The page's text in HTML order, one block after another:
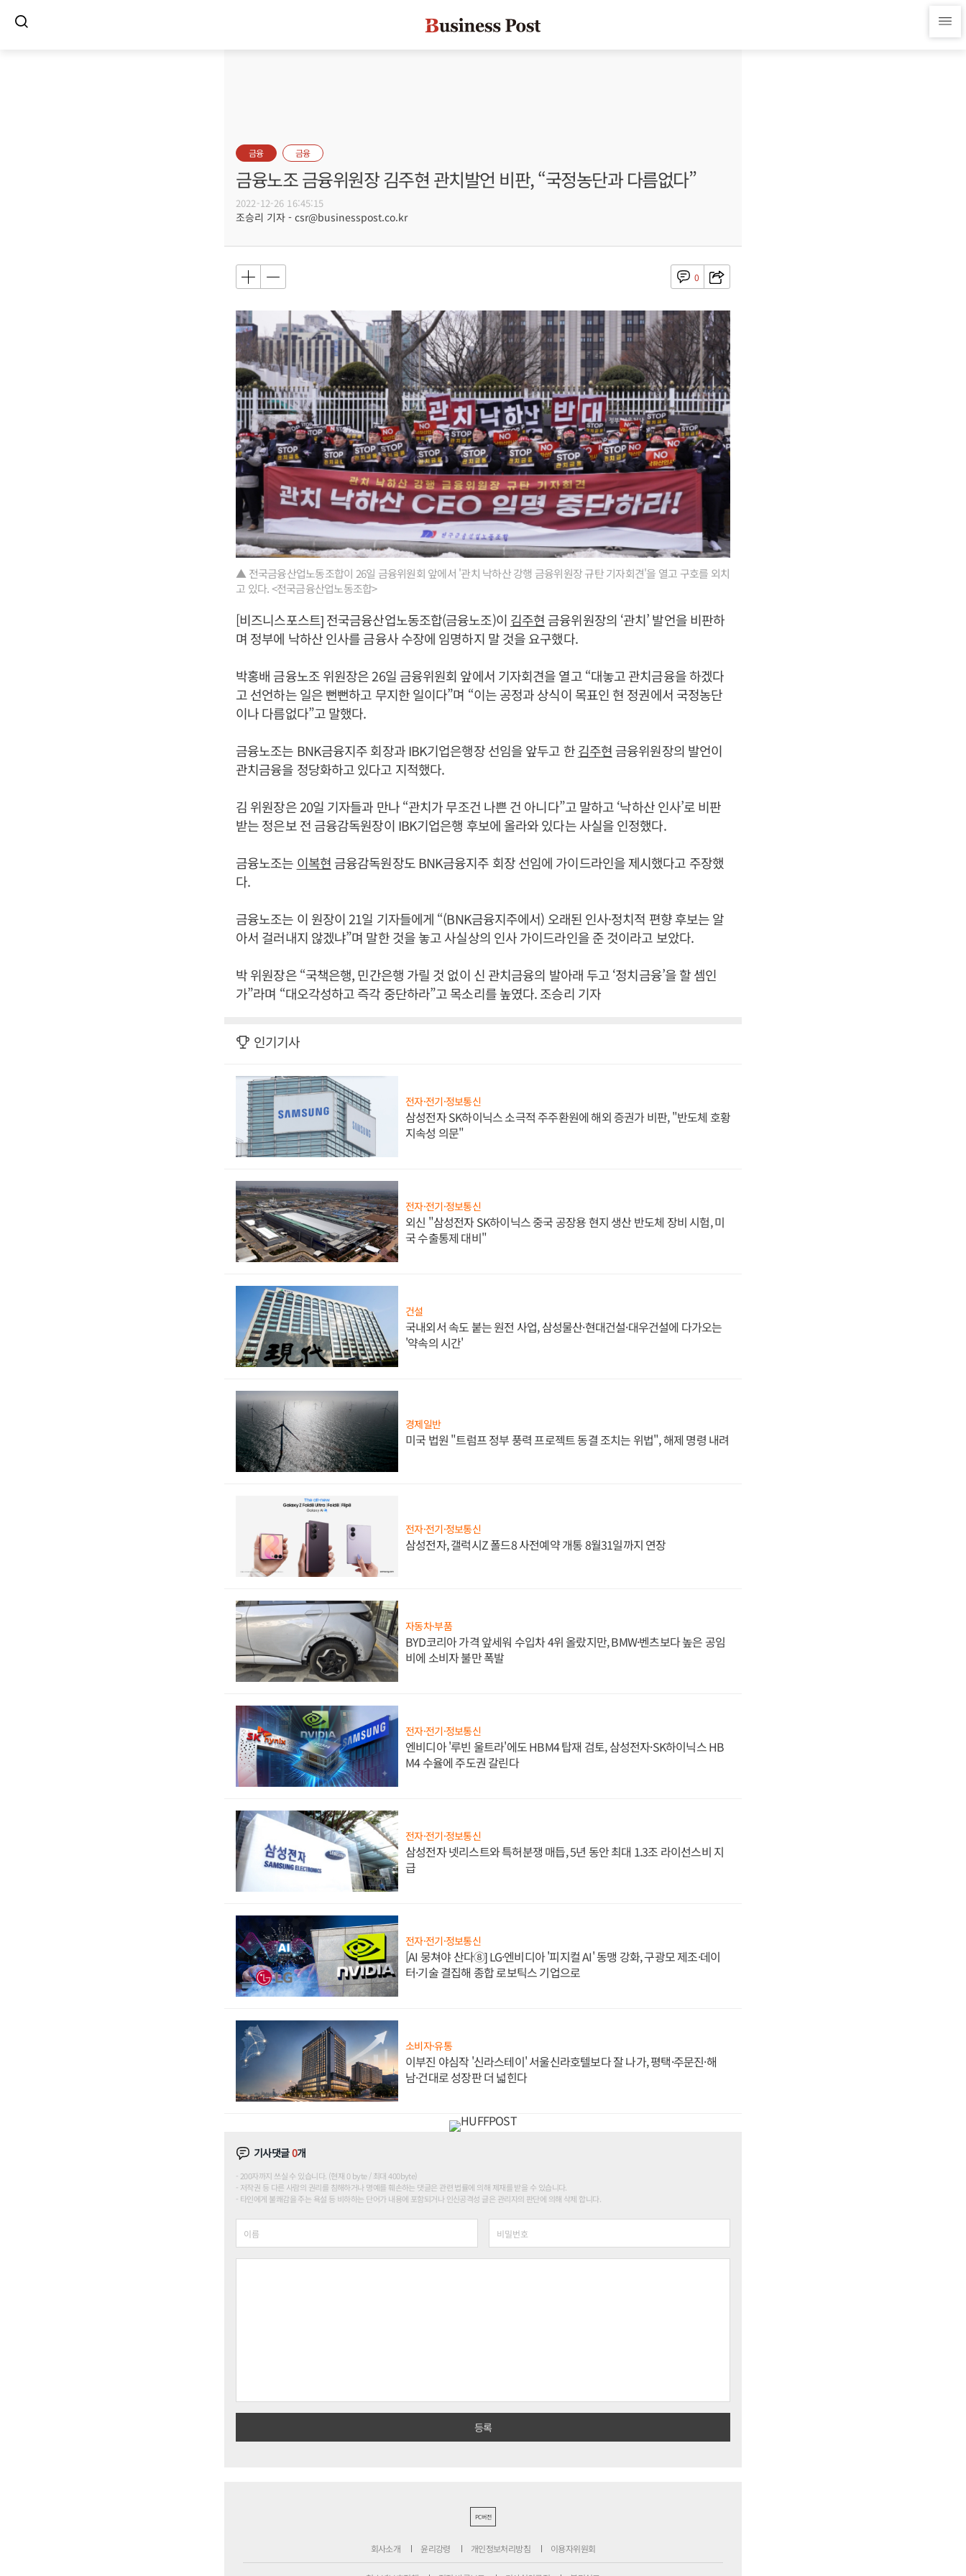
금융 금융
금융노조 금융위원장 김주현 관치발언 비판, “국정농단과 다름없다”
2022-12-26 16:45:15
조승리 기자 - csr@businesspost.co.kr
0
▲ 전국금융산업노동조합이 26일 금융위원회 앞에서 '관치 낙하산 강행 금융위원장 규탄 기자회견'을 열고 구호를 외치
고 있다. <전국금융산업노동조합>
[비즈니스포스트] 전국금융산업노동조합(금융노조)이 김주현 금융위원장의 ‘관치’ 발언을 비판하
며 정부에 낙하산 인사를 금융사 수장에 임명하지 말 것을 요구했다.
박홍배 금융노조 위원장은 26일 금융위원회 앞에서 기자회견을 열고 “대놓고 관치금융을 하겠다
고 선언하는 일은 뻔뻔하고 무지한 일이다”며 “이는 공정과 상식이 목표인 현 정권에서 국정농단
이나 다름없다”고 말했다.
금융노조는 BNK금융지주 회장과 IBK기업은행장 선임을 앞두고 한김주현 금융위원장의 발언이
관치금융을 정당화하고 있다고 지적했다.
김 위원장은 20일 기자들과 만나 “관치가 무조건 나쁜 건 아니다”고 말하고 ‘낙하산 인사’로 비판
받는 정은보 전 금융감독원장이 IBK기업은행 후보에 올라와 있다는 사실을 인정했다.
금융노조는 이복현 금융감독원장도 BNK금융지주 회장 선임에 가이드라인을 제시했다고 주장했
다.
금융노조는 이 원장이 21일 기자들에게 “(BNK금융지주에서) 오래된 인사·정치적 편향 후보는 알
아서 걸러내지 않겠냐”며 말한 것을 놓고 사실상의 인사 가이드라인을 준 것이라고 보았다.
박 위원장은 “국책은행, 민간은행 가릴 것 없이 신 관치금융의 발아래 두고 ‘정치금융’을 할 셈인
가”라며 “대오각성하고 즉각 중단하라”고 목소리를 높였다. 조승리 기자
인기기사
전자·전기·정보통신
삼성전자 SK하이닉스 소극적 주주환원에 해외 증권가 비판, "반도체 호황
지속성 의문"
전자·전기·정보통신
외신 "삼성전자 SK하이닉스 중국 공장용 현지 생산 반도체 장비 시험, 미
국 수출통제 대비"
건설
국내외서 속도 붙는 원전 사업, 삼성물산·현대건설·대우건설에 다가오는
'약속의 시간'
경제일반
미국 법원 "트럼프 정부 풍력 프로젝트 동결 조치는 위법", 해제 명령 내려
전자·전기·정보통신
삼성전자, 갤럭시Z 폴드8 사전예약 개통 8월31일까지 연장
자동차·부품
BYD코리아 가격 앞세워 수입차 4위 올랐지만, BMW·벤츠보다 높은 공임
비에 소비자 불만 폭발
전자·전기·정보통신
엔비디아 '루빈 울트라'에도 HBM4 탑재 검토, 삼성전자·SK하이닉스 HB
M4 수율에 주도권 갈린다
전자·전기·정보통신
삼성전자 넷리스트와 특허분쟁 매듭, 5년 동안 최대 1.3조 라이선스비 지
급
전자·전기·정보통신
[AI 뭉쳐야 산다⑧] LG·엔비디아 '피지컬 AI' 동맹 강화, 구광모 제조·데이
터·기술 결집해 종합 로보틱스 기업으로
소비자·유통
이부진 야심작 '신라스테이' 서울신라호텔보다 잘 나가, 평택·주문진·해
남·건대로 성장판 더 넓힌다
기사댓글0개
200자까지 쓰실 수 있습니다. (현재 0 byte / 최대 400byte)
저작권 등 다른 사람의 권리를 침해하거나 명예를 훼손하는 댓글은 관련 법률에 의해 제재를 받을 수 있습니다.
타인에게 불쾌감을 주는 욕설 등 비하하는 단어가 내용에 포함되거나 인신공격성 글은 관리자의 판단에 의해 삭제 합니다.
PC버전
회사소개 윤리강령 개인정보처리방침 이용자위원회